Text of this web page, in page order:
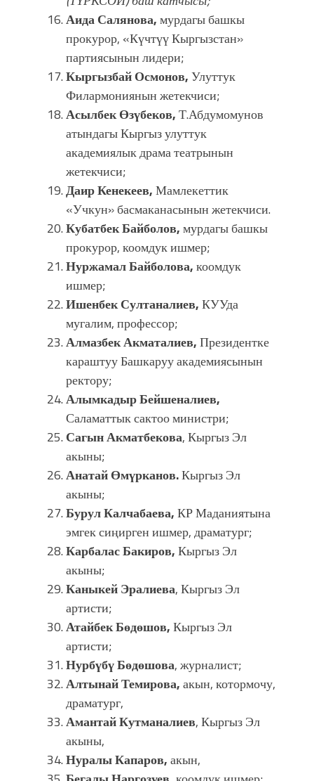
Аида Салянова,мурдагы башкы
прокурор, «Күчтүү Кыргызстан»
партиясынын лидери;
Кыргызбай Осмонов,Улуттук
Филармониянын жетекчиси;
Асылбек Өзүбеков,Т.Абдумомунов
атындагы Кыргыз улуттук
академиялык драма театрынын
жетекчиси;
Даир Кенекеев,Мамлекеттик
«Учкун» басмаканасынын жетекчиси.
Кубатбек Байболов,мурдагы башкы
прокурор, коомдук ишмер;
Нуржамал Байболова,коомдук
ишмер;
Ишенбек Султаналиев,КУУда
мугалим, профессор;
Алмазбек Акматалиев,Президентке
караштуу Башкаруу академиясынын
ректору;
Алымкадыр Бейшеналиев,
Саламаттык сактоо министри;
Сагын Акматбекова, Кыргыз Эл
акыны;
АнатайӨмүрканов.Кыргыз Эл
акыны;
Бурул Калчабаева,КР Маданиятына
эмгек сиңирген ишмер, драматург;
Карбалас Бакиров,Кыргыз Эл
акыны;
Каныкей Эралиева, Кыргыз Эл
артисти;
Атайбек Бөдөшов,Кыргыз Эл
артисти;
Нурбүбү Бөдөшова, журналист;
Алтынай Темирова,акын, котормочу,
драматург,
Амантай Кутманалиев, Кыргыз Эл
акыны,
Нуралы Капаров,акын,